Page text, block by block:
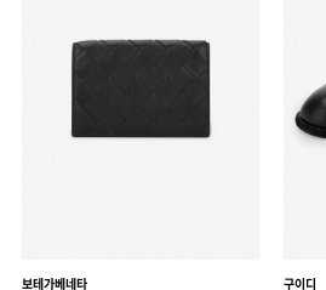
보테가베네타 구이디